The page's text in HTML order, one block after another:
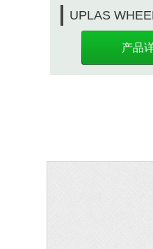
UPLAS
产品